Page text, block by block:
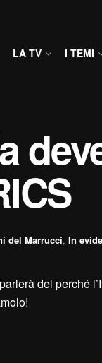
LA TV I TEMI
del Marrucci, In
del perché